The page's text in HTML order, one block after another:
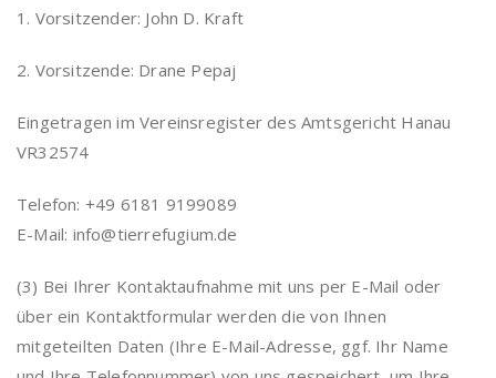
1. Vorsitzender: John D. Kraft
2. Vorsitzende: Drane Pepaj
Eingetragen im Vereinsregister des Amtsgericht Hanau
VR32574
Telefon: +49 6181 9199089
E-Mail: info@tierrefugium.de
(3) Bei Ihrer Kontaktaufnahme mit uns per E-Mail oder
über ein Kontaktformular werden die von Ihnen
mitgeteilten Daten (Ihre E-Mail-Adresse, ggf. Ihr Name